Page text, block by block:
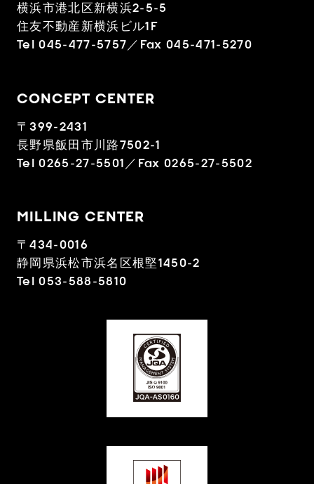
横浜市港北区新横浜2-5-5
住友不動産新横浜ビル1F
Tel 045-477-5757／Fax 045-471-5270
CONCEPT CENTER
〒399-2431
長野県飯田市川路7502-1
Tel 0265-27-5501／Fax 0265-27-5502
MILLING CENTER
〒434-0016
静岡県浜松市浜名区根堅1450-2
Tel 053-588-5810